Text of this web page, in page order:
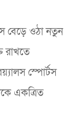
বেড়ে ওঠা নতুন
রাখতে
স্পোর্টস
একত্রিত